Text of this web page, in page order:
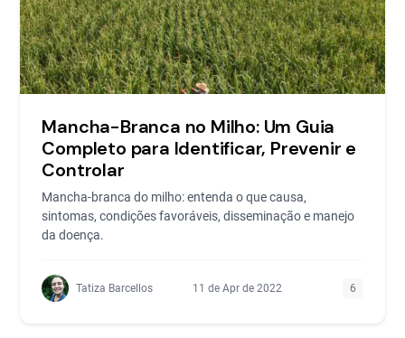
Mancha-Branca no Milho: Um Guia
Completo para Identificar, Prevenir e
Controlar
Mancha-branca do milho: entenda o que causa,
sintomas, condições favoráveis, disseminação e manejo
da doença.
Tatiza Barcellos 11 de Apr de 2022 6